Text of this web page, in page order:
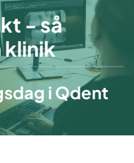
- så
klinik
i Qdent